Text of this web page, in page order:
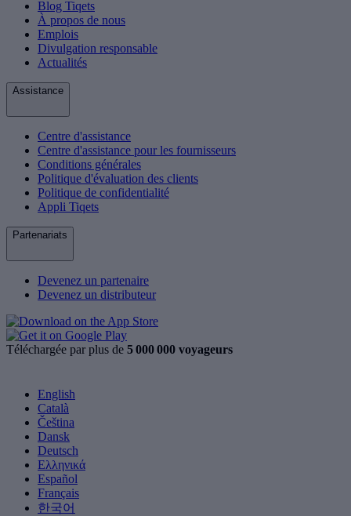
Blog Tiqets
À propos de nous
Emplois
Divulgation responsable
Actualités
Assistance
Centre d'assistance
Centre d'assistance pour les fournisseurs
Conditions générales
Politique d'évaluation des clients
Politique de confidentialité
Appli Tiqets
Partenariats
Devenez un partenaire
Devenez un distributeur
Téléchargée par plus de 5 000 000 voyageurs
English
Català
Čeština
Dansk
Deutsch
Ελληνικά
Español
Français
한국어